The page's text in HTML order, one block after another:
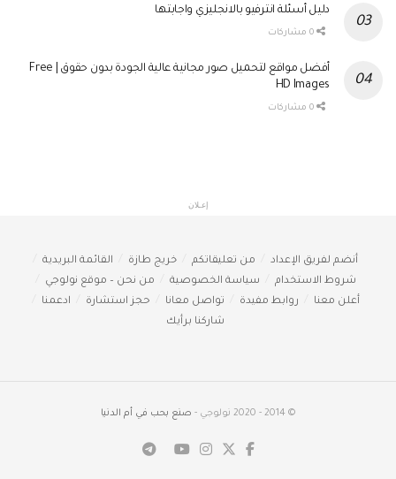
دليل أسئلة انترفيو بالانجليزي واجابتها
أفضل مواقع لتحميل صور مجانية عالية الجودة بدون حقوق | Free
HD Images
إعـلان
أنضم لفريق الإعداد من تعليقاتكم خريج طازة
القائمة البريدية
شروط الاستخدام
سياسة الخصوصية
من نحن – موقع نولوجي
أعلن معنا
روابط مفيدة تواصل معانا حجز استشارة
ادعمنا
شاركنا برأيك
© 2014 - 2020 نولوجي - صنع بحب في أم الدنيا